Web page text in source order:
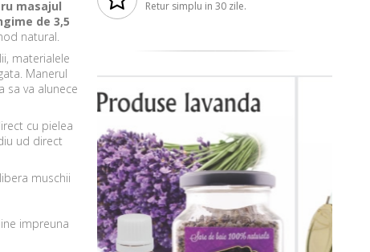
masajul
de 3,5
natural.
materialele
Manerul
sa va alunece
cu pielea
ud direct
muschii
impreuna
Retur simplu in 30 zile.